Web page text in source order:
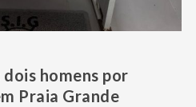
homens por
Praia Grande